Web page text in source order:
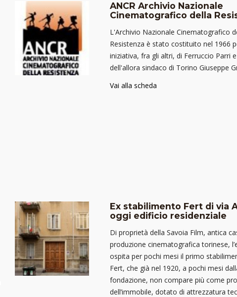
ANCR Archivio Nazionale
Cinematografico della
L'Archivio Nazionale Cinematografico
Resistenza è stato costituito nel 1966
iniziativa, fra gli altri, di Ferruccio Parri e
dell'allora sindaco di Torino Giuseppe
Vai alla scheda
Ex stabilimento Fert di via
oggi edificio residenziale
Di proprietà della Savoia Film, antica
produzione cinematografica torinese,
ospita per pochi mesi il primo
Fert, che già nel 1920, a pochi mesi
fondazione, non compare più come
dell’immobile, dotato di attrezzatura